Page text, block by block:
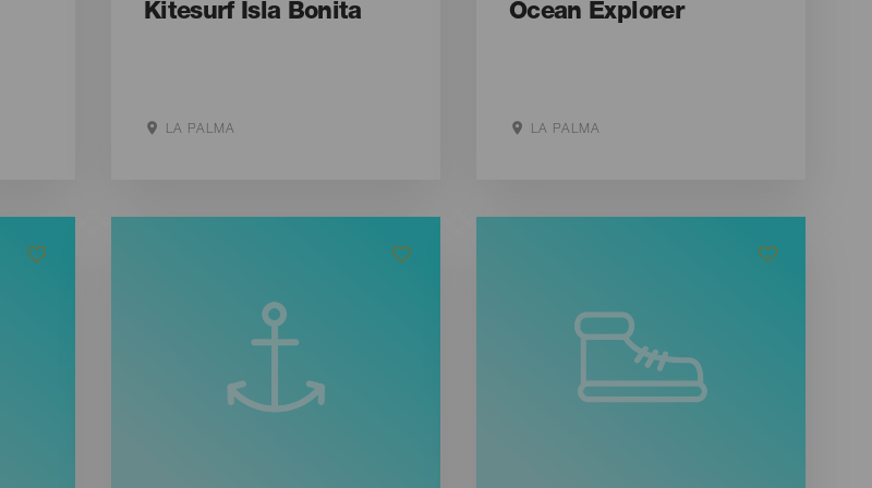
Kitesurf Isla Bonita
LA PALMA
Ocean Explorer
LA PALMA